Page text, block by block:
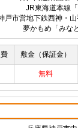
JR東海道本線
戸市営地下鉄西神・
夢かもめ「みな
敷金（保証金）
無料